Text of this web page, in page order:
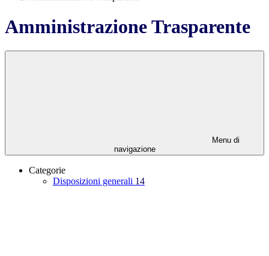
Amministrazione Trasparente
Menu di
navigazione
Categorie
Disposizioni generali 14